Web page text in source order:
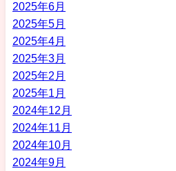
2025年6月
2025年5月
2025年4月
2025年3月
2025年2月
2025年1月
2024年12月
2024年11月
2024年10月
2024年9月